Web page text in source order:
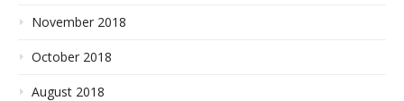
November 2018
October 2018
August 2018